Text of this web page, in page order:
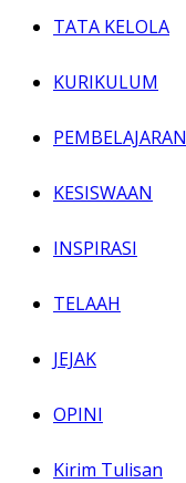
TATA KELOLA
KURIKULUM
PEMBELAJARAN
KESISWAAN
INSPIRASI
TELAAH
JEJAK
OPINI
Kirim Tulisan